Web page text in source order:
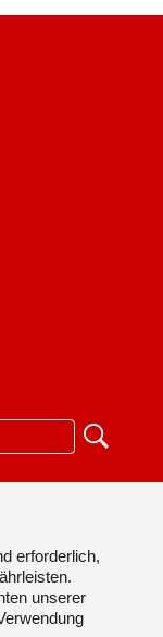
DATENSCHUTZ
IMPRESSUM
erforderlich,
unserer